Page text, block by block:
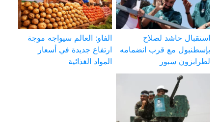
استقبال حاشد لصلاح
بإسطنبول مع قرب انضمامه
لطرابزون سبور
الفاو: العالم سيواجه موجة
ارتفاع جديدة في أسعار
المواد الغذائية